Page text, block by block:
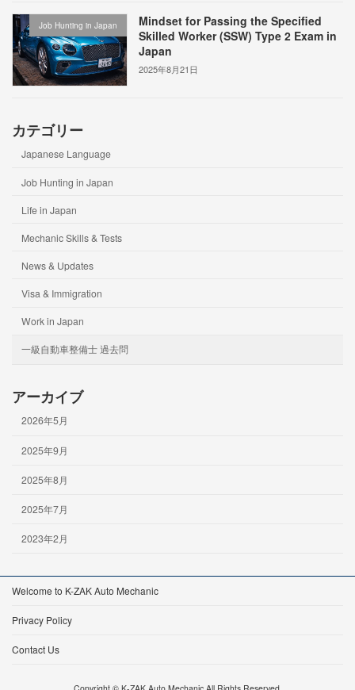
Job Hunting in Japan
Mindset for Passing the Specified
Skilled Worker (SSW) Type 2 Exam in
Japan
2025年8月21日
カテゴリー
Japanese Language
Job Hunting in Japan
Life in Japan
Mechanic Skills & Tests
News & Updates
Visa & Immigration
Work in Japan
一級自動車整備士 過去問
アーカイブ
2026年5月
2025年9月
2025年8月
2025年7月
2023年2月
Welcome to K-ZAK Auto Mechanic
Privacy Policy
Contact Us